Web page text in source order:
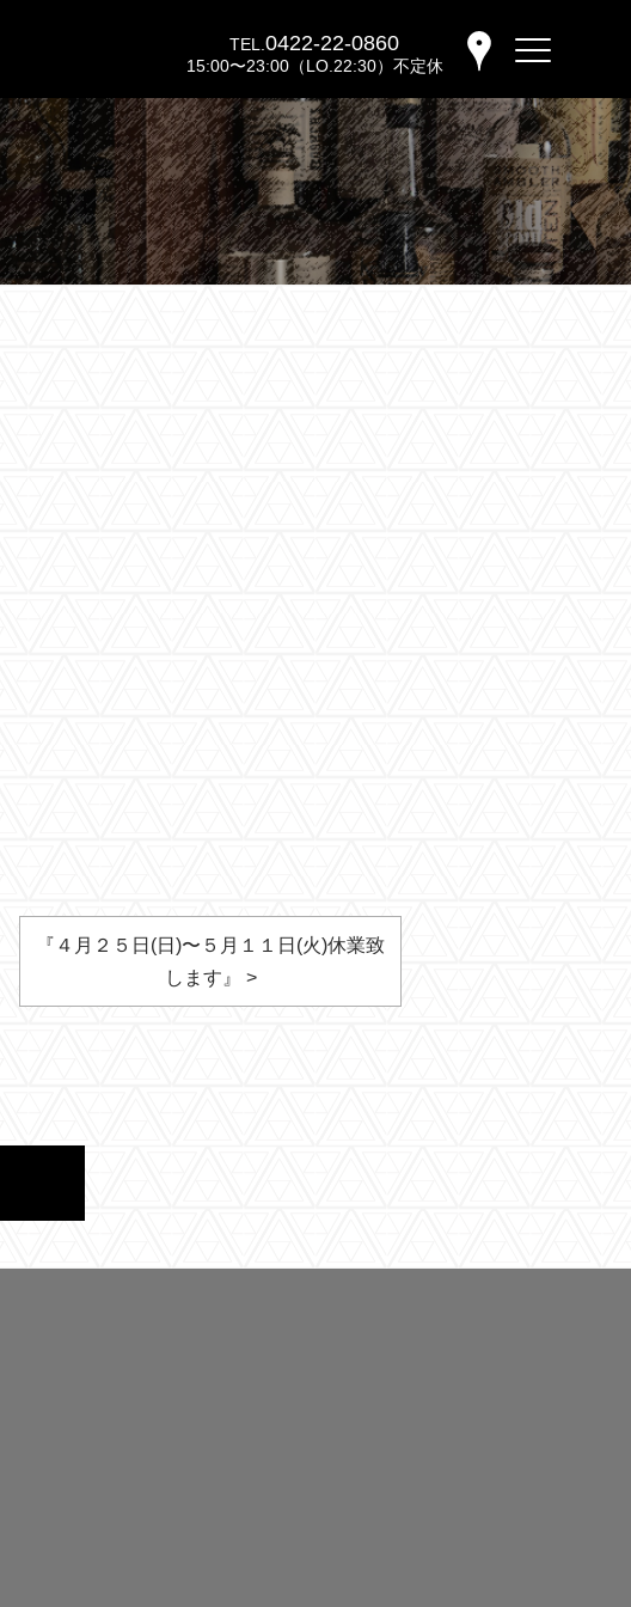
バーウッディTOP
バー ウッディについて
メニュー＆料金
おすすめカクテル
TEL.0422-22-0860
15:00〜23:00（LO.22:30）不定休
『４月２５日(日)〜５月１１日(火)休業致
します』 >